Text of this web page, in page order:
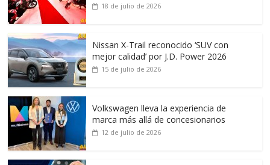
18 de julio de 2026
Nissan X-Trail reconocido ‘SUV con
mejor calidad’ por J.D. Power 2026
15 de julio de 2026
Volkswagen lleva la experiencia de
marca más allá de concesionarios
12 de julio de 2026